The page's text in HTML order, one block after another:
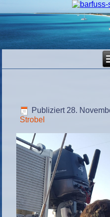
Publiziert 28.
Strobel